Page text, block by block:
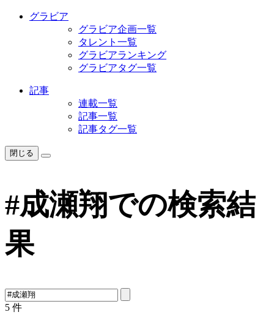
グラビア
グラビア企画一覧
タレント一覧
グラビアランキング
グラビアタグ一覧
記事
連載一覧
記事一覧
記事タグ一覧
閉じる
#成瀬翔での検索結
果
5 件